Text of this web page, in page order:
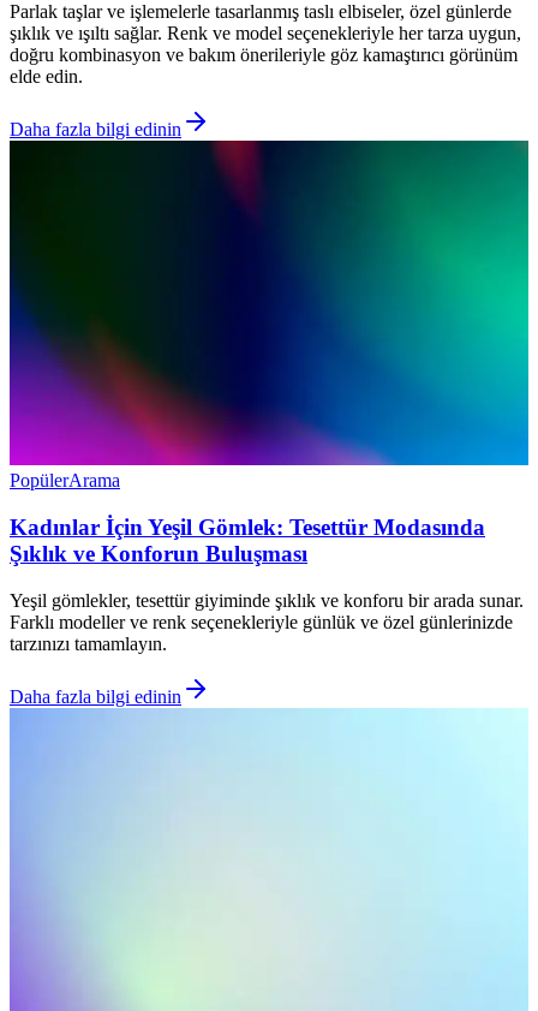
Parlak taşlar ve işlemelerle tasarlanmış taslı elbiseler, özel günlerde
şıklık ve ışıltı sağlar. Renk ve model seçenekleriyle her tarza uygun,
doğru kombinasyon ve bakım önerileriyle göz kamaştırıcı görünüm
elde edin.
Daha fazla bilgi edinin
PopülerArama
Kadınlar İçin Yeşil Gömlek: Tesettür Modasında
Şıklık ve Konforun Buluşması
Yeşil gömlekler, tesettür giyiminde şıklık ve konforu bir arada sunar.
Farklı modeller ve renk seçenekleriyle günlük ve özel günlerinizde
tarzınızı tamamlayın.
Daha fazla bilgi edinin